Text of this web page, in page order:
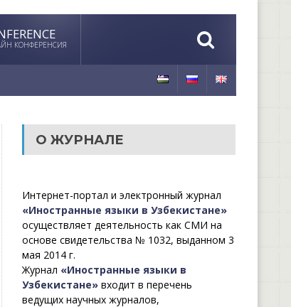
КОНФЕРЕНСИЯ
О ЖУРНАЛЕ
Интернет-портал и электронный журнал
«Иностранные языки в Узбекистане»
осуществляет деятельность как СМИ на
основе свидетельства № 1032, выданном 3
мая 2014 г.
Журнал «Иностранные языки в
Узбекистане»входит в перечень
ведущих научных журналов,